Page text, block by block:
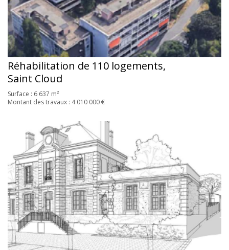
Réhabilitation de 110 logements,
Saint Cloud
Surface : 6 637 m²
Montant des travaux : 4 010 000 €